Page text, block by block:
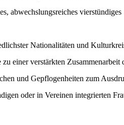
abwechslungsreiches vierstündiges
Nationalitäten und
einer verstärkten Zusammenarbeit
und Gepflogenheiten zum
oder in Vereinen integrierten